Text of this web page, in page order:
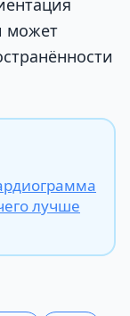
может
лучше